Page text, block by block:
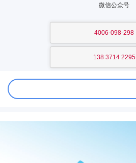
微信公众号
4006-098-298
138 3714 2295